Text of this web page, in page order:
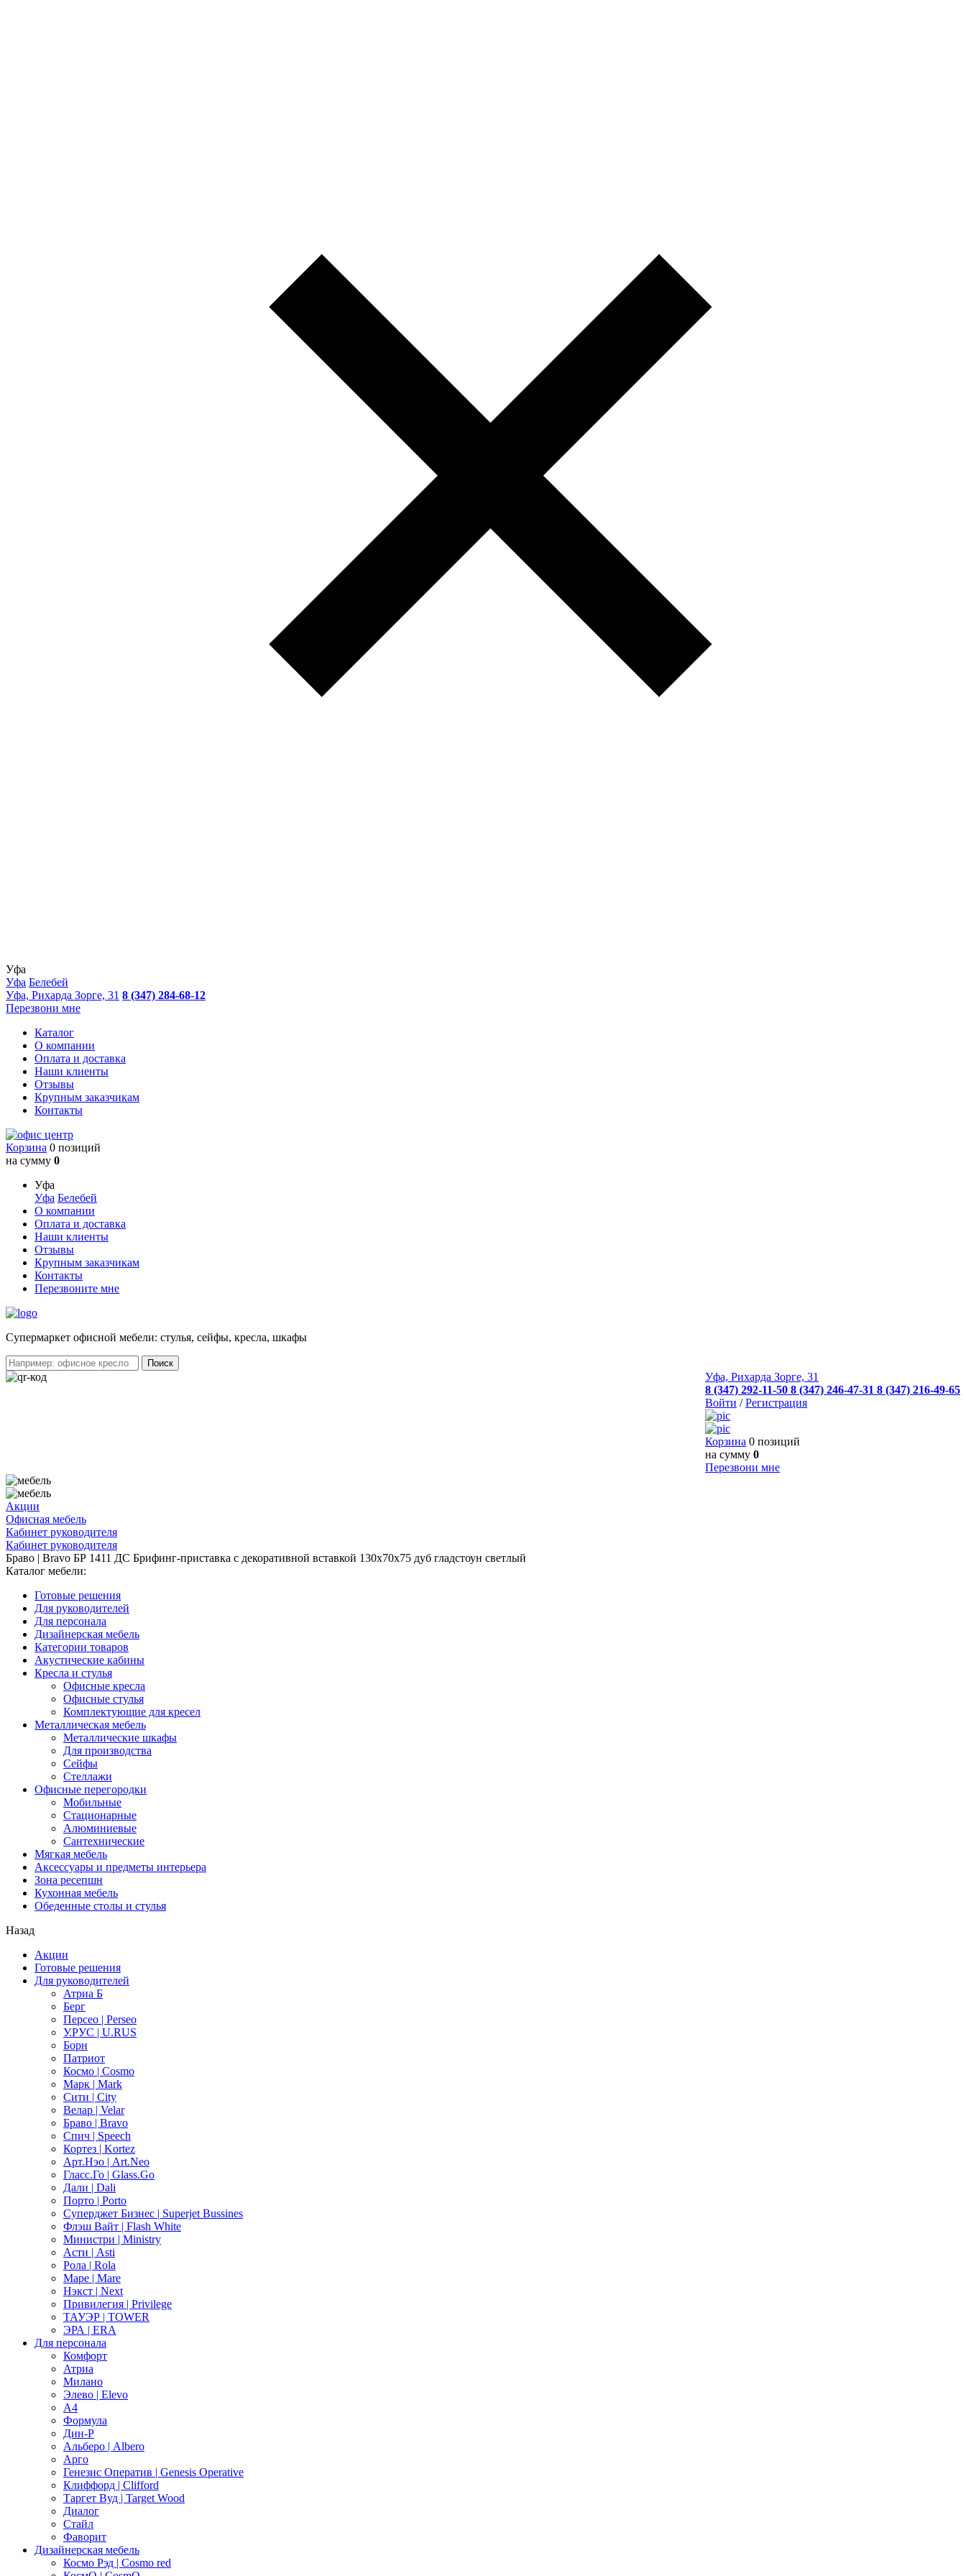
Уфа
Уфа Белебей
Уфа, Рихарда Зорге, 31 8 (347) 284-68-12
Перезвони мне
Каталог
О компании
Оплата и доставка
Наши клиенты
Отзывы
Крупным заказчикам
Контакты
Корзина 0 позиций
на сумму 0
Уфа
Уфа Белебей
О компании
Оплата и доставка
Наши клиенты
Отзывы
Крупным заказчикам
Контакты
Перезвоните мне
Cупермаркет офисной мебели: стулья, сейфы, кресла, шкафы
Уфа, Рихарда Зорге, 31
8 (347) 292-11-50 8 (347) 246-47-31 8 (347) 216-49-65
Войти /Регистрация
Корзина 0 позиций
на сумму 0
Перезвони мне
Акции
Офисная мебель
Кабинет руководителя
Кабинет руководителя
Браво | Bravo БР 1411 ДС Брифинг-приставка с декоративной вставкой 130x70x75 дуб гладстоун светлый
Каталог мебели:
Готовые решения
Для руководителей
Для персонала
Дизайнерская мебель
Категории товаров
Акустические кабины
Кресла и стулья
Офисные кресла
Офисные стулья
Комплектующие для кресел
Металлическая мебель
Металлические шкафы
Для производства
Сейфы
Стеллажи
Офисные перегородки
Мобильные
Стационарные
Алюминиевые
Сантехнические
Мягкая мебель
Аксессуары и предметы интерьера
Зона ресепшн
Кухонная мебель
Обеденные столы и стулья
Назад
Акции
Готовые решения
Для руководителей
Атриа Б
Берг
Персео | Perseo
У.РУС | U.RUS
Борн
Патриот
Космо | Cosmo
Марк | Mark
Сити | City
Велар | Velar
Браво | Bravo
Спич | Speech
Кортез | Kortez
Арт.Нэо | Art.Neo
Гласс.Го | Glass.Go
Дали | Dali
Порто | Porto
Суперджет Бизнес | Superjet Bussines
Флэш Вайт | Flash White
Министри | Ministry
Асти | Asti
Рола | Rola
Маре | Mare
Нэкст | Next
Привилегия | Privilege
ТАУЭР | TOWER
ЭРА | ERA
Для персонала
Комфорт
Атриа
Милано
Элево | Elevo
А4
Формула
Дин-Р
Альберо | Albero
Арго
Генезис Оператив | Genesis Operative
Клиффорд | Clifford
Таргет Вуд | Target Wood
Диалог
Стайл
Фаворит
Дизайнерская мебель
Космо Рэд | Cosmo red